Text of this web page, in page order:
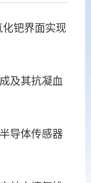
钯界面实现
及其抗凝血
导体传感器